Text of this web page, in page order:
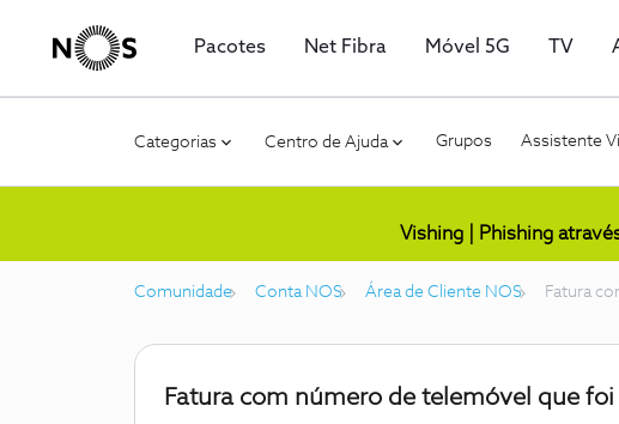
Pacotes Net Fibra Móvel 5G TV
Categorias Centro de Ajuda Grupos Assistente
Vishing | Phishing
Comunidade Conta NOS Área de Cliente NOS Fatura
Fatura com número de telemóvel que